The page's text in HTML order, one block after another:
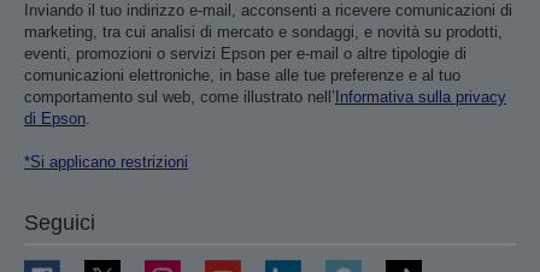
Inviando il tuo indirizzo e-mail, acconsenti a ricevere comunicazioni di
marketing, tra cui analisi di mercato e sondaggi, e novità su prodotti,
eventi, promozioni o servizi Epson per e-mail o altre tipologie di
comunicazioni elettroniche, in base alle tue preferenze e al tuo
comportamento sul web, come illustrato nell’ Informativa sulla privacy
di Epson.
*Si applicano restrizioni
Seguici